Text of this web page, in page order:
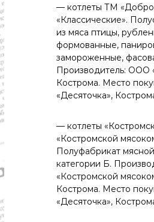
л
и
т
и
к
а
,
э
к
о
о
м
к
а
,
к
у
— котлеты ТМ
«Классические».
из мяса птицы,
формованные,
замороженные,
Производитель: ООО
Кострома. Место
«Десяточка»,
— котлеты
«Костромской
Полуфабрикат
категории Б.
«Костромской
Кострома. Место
«Десяточка»,